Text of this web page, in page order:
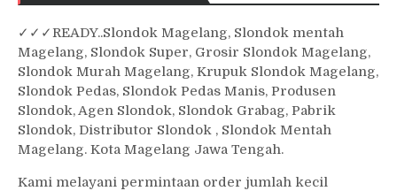
✓ ✓✓READY..Slondok Magelang, Slondok mentah
Magelang, Slondok Super, Grosir Slondok Magelang,
Slondok Murah Magelang, Krupuk Slondok Magelang,
Slondok Pedas, Slondok Pedas Manis, Produsen
Slondok, Agen Slondok, Slondok Grabag, Pabrik
Slondok, Distributor Slondok , Slondok Mentah
Magelang. Kota Magelang Jawa Tengah.
Kami melayani permintaan order jumlah kecil